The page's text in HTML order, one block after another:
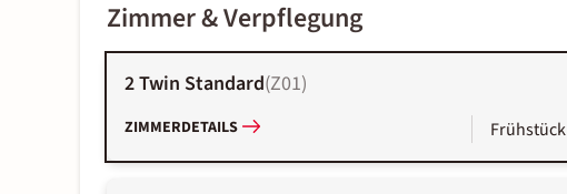
Zimmer & Verpflegung
2 Twin Standard(Z01)
ZIMMERDETAILS Frühstück